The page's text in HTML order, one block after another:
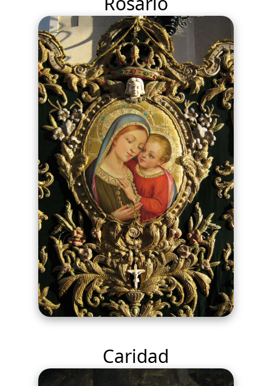
Caridad